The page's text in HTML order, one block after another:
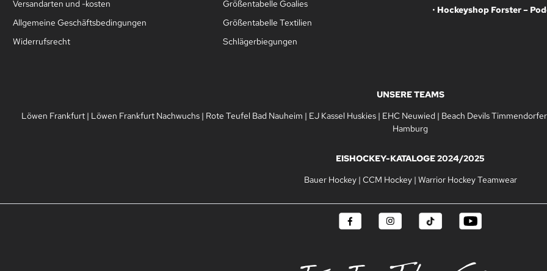
Versandarten und -kosten
Allgemeine Geschäftsbedingungen
Widerrufsrecht
Größentabelle Goalies
Größentabelle Textilien
Schlägerbiegungen
• Hockeyshop Forster –
UNSERE TEAMS
Löwen Frankfurt | Löwen Frankfurt Nachwuchs | Rote Teufel Bad Nauheim | EJ Kassel Huskies | EHC Neuwied | Beach Devils
Hamburg
EISHOCKEY-KATALOGE 2024/2025
Bauer Hockey| CCM Hockey| Warrior Hockey Teamwear